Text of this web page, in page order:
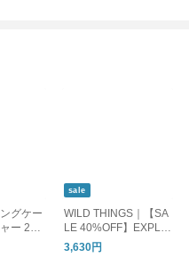
グケー
ー 2w
ド付
sale
WILD THINGS｜【SA
LE 40%OFF】EXPLO
RER HAT エクスプロ
3,630円